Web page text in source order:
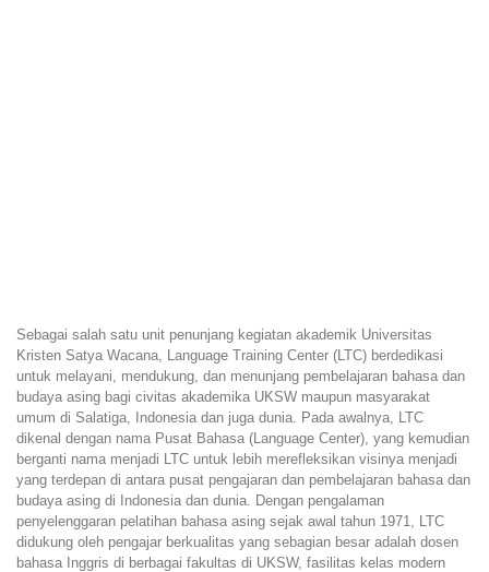
Sebagai salah satu unit penunjang kegiatan akademik Universitas
Kristen Satya Wacana, Language Training Center (LTC) berdedikasi
untuk melayani, mendukung, dan menunjang pembelajaran bahasa dan
budaya asing bagi civitas akademika UKSW maupun masyarakat
umum di Salatiga, Indonesia dan juga dunia. Pada awalnya, LTC
dikenal dengan nama Pusat Bahasa (Language Center), yang kemudian
berganti nama menjadi LTC untuk lebih merefleksikan visinya menjadi
yang terdepan di antara pusat pengajaran dan pembelajaran bahasa dan
budaya asing di Indonesia dan dunia. Dengan pengalaman
penyelenggaran pelatihan bahasa asing sejak awal tahun 1971, LTC
didukung oleh pengajar berkualitas yang sebagian besar adalah dosen
bahasa Inggris di berbagai fakultas di UKSW, fasilitas kelas modern